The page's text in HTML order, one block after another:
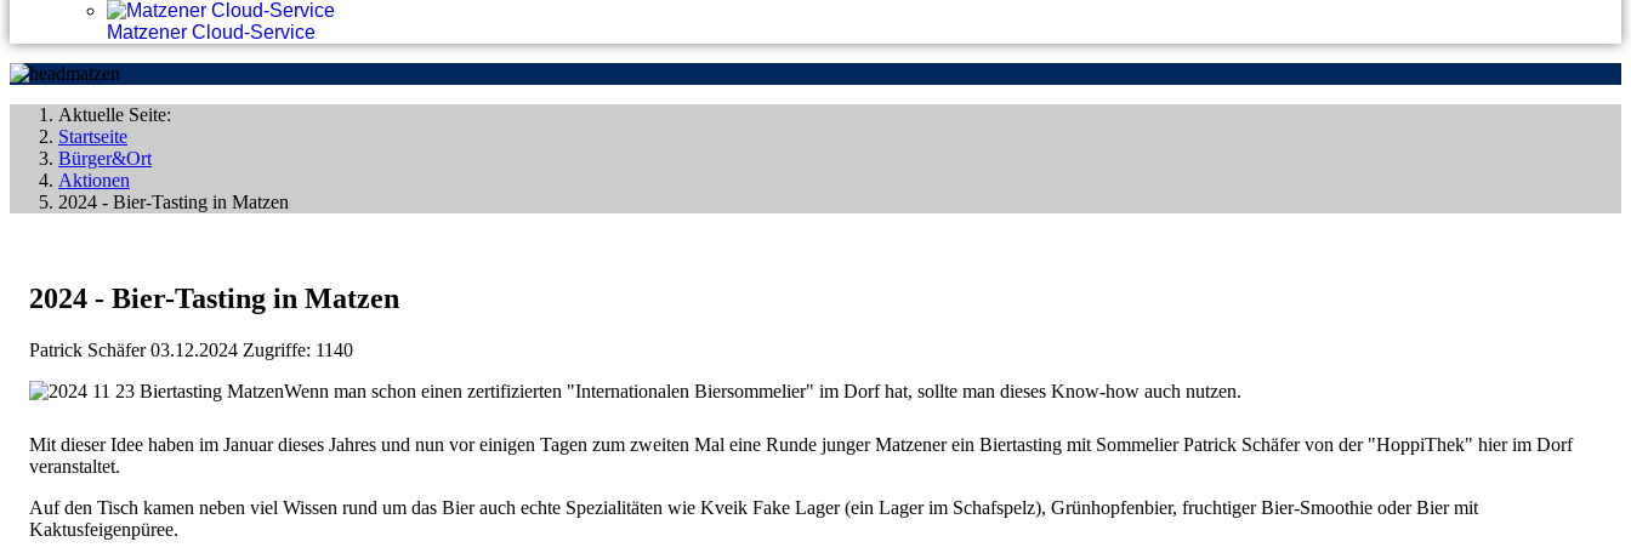
Matzener Cloud-Service
Aktuelle Seite:
Startseite
Bürger&Ort
Aktionen
2024 - Bier-Tasting in Matzen
2024 - Bier-Tasting in Matzen
Patrick Schäfer 03.12.2024 Zugriffe: 1140
Wenn man schon einen zertifizierten "Internationalen Biersommelier" im Dorf hat, sollte man dieses Know-how auch nutzen.
Mit dieser Idee haben im Januar dieses Jahres und nun vor einigen Tagen zum zweiten Mal eine Runde junger Matzener ein Biertasting mit Sommelier Patrick Schäfer von der "HoppiThek" hier im Dorf
veranstaltet.
Auf den Tisch kamen neben viel Wissen rund um das Bier auch echte Spezialitäten wie Kveik Fake Lager (ein Lager im Schafspelz), Grünhopfenbier, fruchtiger Bier-Smoothie oder Bier mit
Kaktusfeigenpüree.